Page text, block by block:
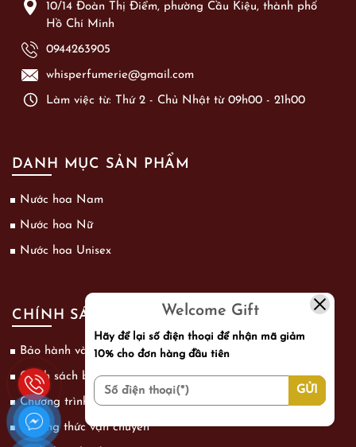
10/14 Đoàn Thị Điểm, phường Cầu Kiệu, thành phố
Hồ Chí Minh
0944263905
whisperfumerie@gmail.com
Làm việc từ: Thứ 2 - Chủ Nhật từ 09h00 - 21h00
DANH MỤC SẢN PHẨM
Nước hoa Nam
Nước hoa Nữ
Nước hoa Unisex
CHÍNH SÁCH
Bảo hành và đổi trả
Chính sách bảo mật thông tin khách hàng
Chương trình khuyến mãi
Phương thức vận chuyển
Welcome Gift
Hãy để lại số điện thoại để nhận mã giảm
10% cho đơn hàng đầu tiên